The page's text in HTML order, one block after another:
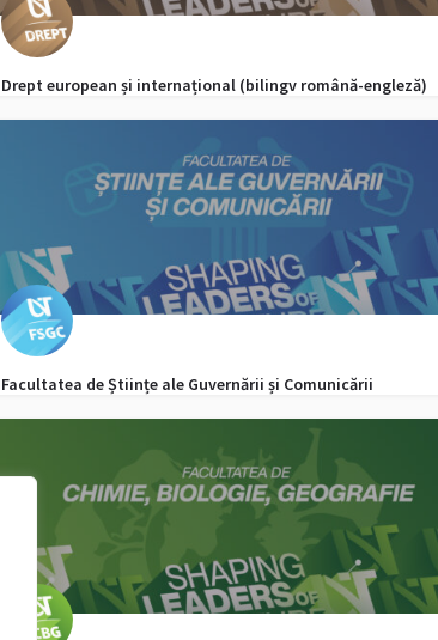
Drept european și internațional (bilingv română-engleză)
+40256592400 admitere.fd@e-uvt.ro
Facultatea de Științe ale Guvernării și Comunicării
0256 592 132 admitere.fsgc@e-uvt.ro